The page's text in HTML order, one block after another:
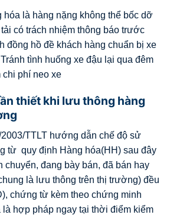
là hàng nặng không thể bốc dỡ
có trách nhiệm thông báo trước
đồng hồ đề khách hàng chuẩn bị xe
tình huống xe đậu lại qua đêm
chi phí neo xe
thiết khi lưu thông hàng
TTLT hướng dẫn chế độ sử
từ quy định Hàng hóa(HH) sau đây
chuyển, đang bày bán, đã bán hay
là lưu thông trên thị trường) đều
chứng từ kèm theo chứng minh
là hợp pháp ngay tại thời điểm kiểm